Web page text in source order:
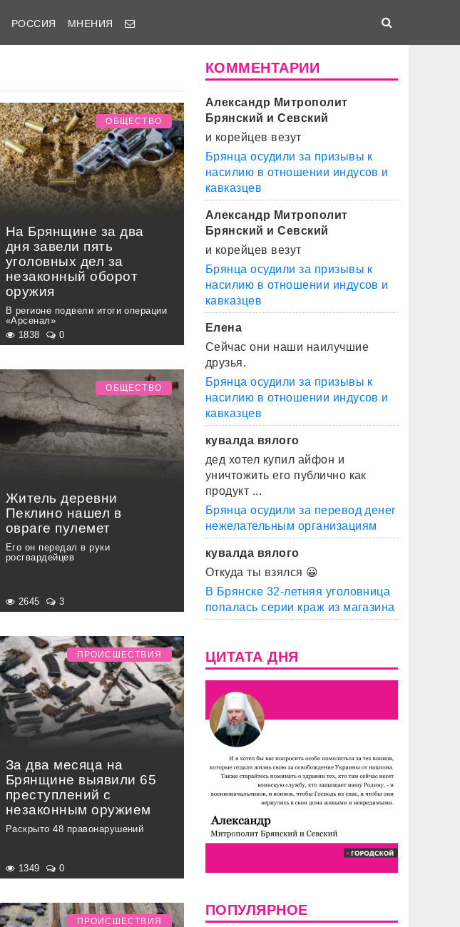
РОССИЯ МНЕНИЯ
На Брянщине за два
дня завели пять
уголовных дел за
незаконный оборот
оружия
В регионе подвели итоги операции
«Арсенал»
ОБЩЕСТВО
1838 0
Житель деревни
Пеклино нашел в
овраге пулемет
Его он передал в руки
росгвардейцев
ОБЩЕСТВО
2645 3
За два месяца на
Брянщине выявили 65
преступлений с
незаконным оружием
Раскрыто 48 правонарушений
ПРОИСШЕСТВИЯ
1349 0
ПРОИСШЕСТВИЯ
КОММЕНТАРИИ
Александр Митрополит
Брянский и Севский
и корейцев везут
Брянца осудили за призывы к
насилию в отношении индусов и
кавказцев
Александр Митрополит
Брянский и Севский
и корейцев везут
Брянца осудили за призывы к
насилию в отношении индусов и
кавказцев
Елена
Сейчас они наши наилучшие
друзья.
Брянца осудили за призывы к
насилию в отношении индусов и
кавказцев
кувалда вялого
дед хотел купил айфон и
уничтожить его публично как
продукт ...
Брянца осудили за перевод денег
нежелательным организациям
кувалда вялого
Откуда ты взялся 😀
В Брянске 32-летняя уголовница
попалась серии краж из магазина
ЦИТАТА ДНЯ
ПОПУЛЯРНОЕ